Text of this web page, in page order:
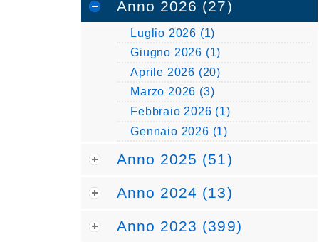
Anno 2026 (27)
Luglio 2026 (1)
Giugno 2026 (1)
Aprile 2026 (20)
Marzo 2026 (3)
Febbraio 2026 (1)
Gennaio 2026 (1)
Anno 2025 (51)
Anno 2024 (13)
Anno 2023 (399)